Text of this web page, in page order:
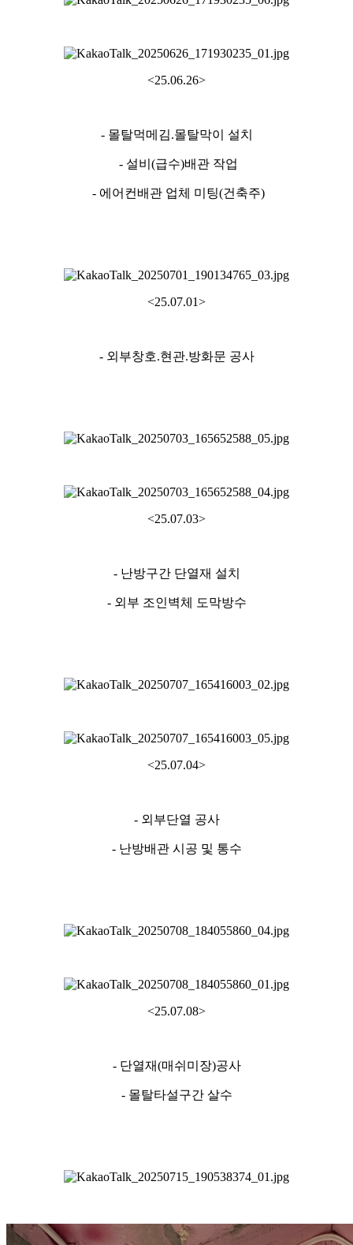
<25.06.26>
- 몰탈먹메김.몰탈막이 설치
- 설비(급수)배관 작업
- 에어컨배관 업체 미팅(건축주)
<25.07.01>
- 외부창호.현관.방화문 공사
<25.07.03>
- 난방구간 단열재 설치
- 외부 조인벽체 도막방수
<25.07.04>
- 외부단열 공사
- 난방배관 시공 및 통수
<25.07.08>
- 단열재(매쉬미장)공사
- 몰탈타설구간 살수